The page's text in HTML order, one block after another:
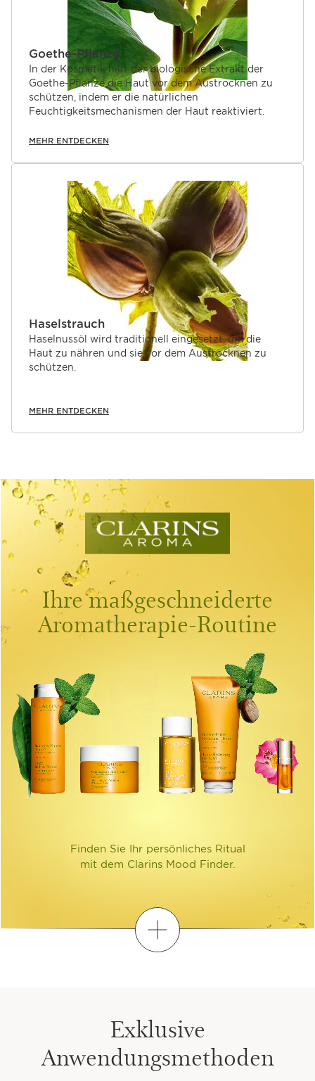
Goethe-Pflanze
In der Kosmetik hilft der biologische Extrakt der
Goethe-Pflanze die Haut vor dem Austrocknen zu
schützen, indem er die natürlichen
Feuchtigkeitsmechanismen der Haut reaktiviert.
MEHR ENTDECKEN
Haselstrauch
Haselnussöl wird traditionell eingesetzt, um die
Haut zu nähren und sie vor dem Austrocknen zu
schützen.
MEHR ENTDECKEN
Ihre maßgeschneiderte
Aromatherapie-Routine
Finden Sie Ihr persönliches Ritual
mit dem Clarins Mood Finder.
1 2 3
Wann möchten Sie sich etwas Zeit
Entdecken
Exklusive
Anwendungsmethoden